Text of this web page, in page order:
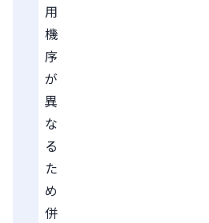
用
機
序
が
異
な
る
た
め
併